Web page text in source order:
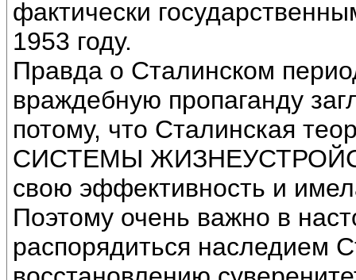
фактически
1953 году.
Правда о Сталинском
враждебную пропаганду
потому, что Сталинская
СИСТЕМЫ
свою эффективность и
Поэтому очень важно в
распорядиться наследием